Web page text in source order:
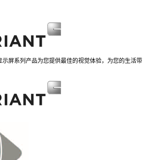
示屏系列产品为您提供最佳的视觉体验，为您的生活带